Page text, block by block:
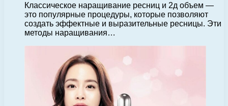
Классическое наращивание ресниц и 2д объем —
это популярные процедуры, которые позволяют
создать эффектные и выразительные ресницы. Эти
методы наращивания…